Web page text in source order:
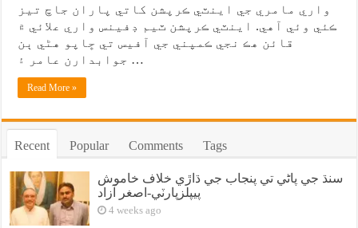
واري مامري جي اينٽي ڪرپشن کاتي پاران جاچ تيز
ڪئي وئي آهي. اينٽي ڪرپشن ٽيم ڊفينس واري علائي ۾
قائن هڪ نجي ڪمپني جي آفيس تي ڇاپو هڻي ٻن
جوابدارن عامر ۽ …
Read More »
Recent Popular Comments Tags
سنڌ جي پاڻي تي پنجاب جي ڌاڙي خلاف خاموش
پيپلزپارٽي-اصغر آزاد
4 weeks ago